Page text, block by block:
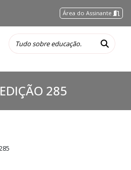
Área do Assinante
EDIÇÃO 285